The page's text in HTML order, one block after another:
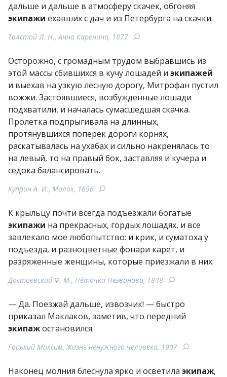
дальше и дальше в атмосферу скачек, обгоняя
экипажи ехавших с дач и из Петербурга на скачки.
Толстой Л. Н., Анна Каренина, 1877
Осторожно, с громадным трудом выбравшись из
этой массы сбившихся в кучу лошадей и экипажей
и выехав на узкую лесную дорогу, Митрофан пустил
вожжи. Застоявшиеся, возбужденные лошади
подхватили, и началась сумасшедшая скачка.
Пролетка подпрыгивала на длинных,
протянувшихся поперек дороги корнях,
раскатывалась на ухабах и сильно накренялась то
на левый, то на правый бок, заставляя и кучера и
седока балансировать.
Куприн А. И., Молох, 1896
К крыльцу почти всегда подъезжали богатые
экипажи на прекрасных, гордых лошадях, и все
завлекало мое любопытство: и крик, и суматоха у
подъезда, и разноцветные фонари карет, и
разряженные женщины, которые приезжали в них.
Достоевский Ф. М., Не́точка Незванова, 1848
— Да. Поезжай дальше, извозчик! — быстро
приказал Маклаков, заметив, что передний
экипажостановился.
Горький Максим, Жизнь ненужного человека, 1907
Наконец молния блеснула ярко и осветила экипаж,